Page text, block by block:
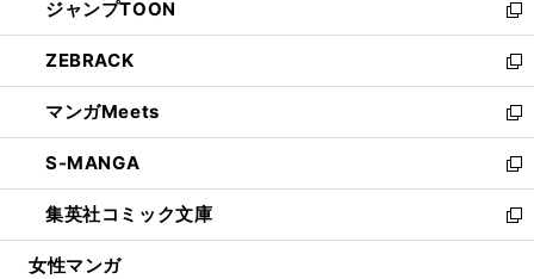
く
で
開
く
ド
ウ
で
開
く
ィ
ン
ド
ウ
で
開
く
い
ウ
ィ
ン
ド
ウ
で
開
く
ジャンプTOON
新
し
い
ウ
ィ
ン
ド
ウ
で
開
ZEBRACK
新
し
い
ウ
ィ
ン
ド
ウ
マンガMeets
新
し
い
ウ
ィ
ン
S-MANGA
新
し
い
ウ
集英社コミック文庫
新
し
女性マンガ